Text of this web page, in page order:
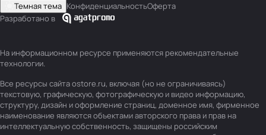
Темная тема КонфиденциальностьОферта
Разработано в
На информационном ресурсе применяются рекомендательные
технологии.
Все ресурсы сайта ostore.ru, включая (но не ограничиваясь)
текстовую, графическую, фотографическую и видео информацию,
структуру, дизайн и оформление страниц, доменное имя, фирменное
наименование являются объектами авторского права и прав на
интеллектуальную собственность, защищены российским